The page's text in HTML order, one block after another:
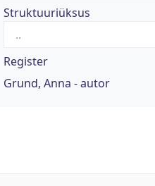
Struktuuriüksus
Register
Grund, Anna - autor